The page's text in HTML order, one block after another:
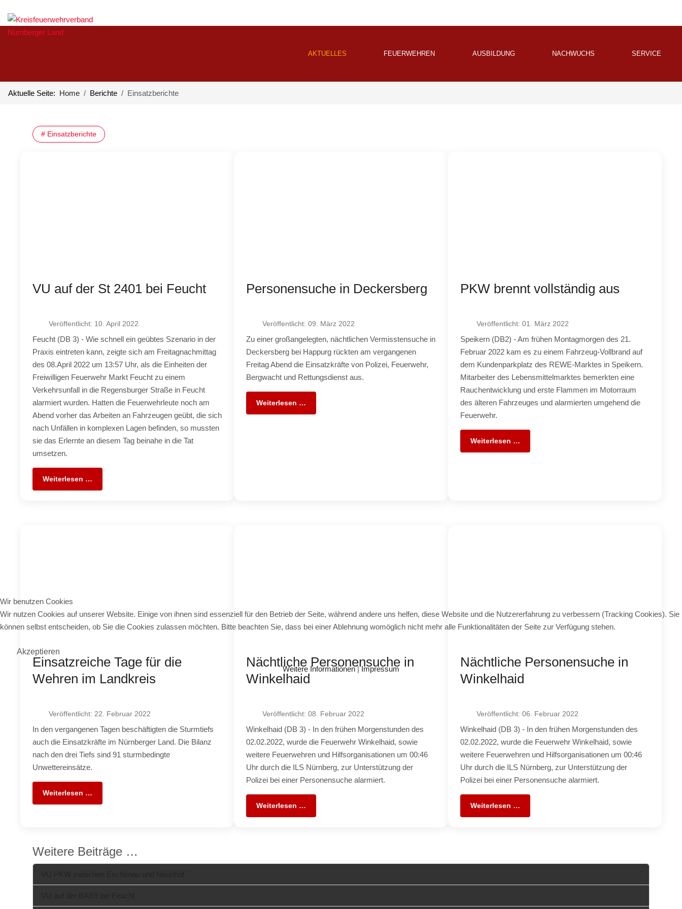
AKTUELLES FEUERWEHREN AUSBILDUNG NACHWUCHS SERVICE
Aktuelle Seite: Home Berichte Einsatzberichte
# Einsatzberichte
VU auf der St 2401 bei Feucht
Veröffentlicht: 10. April 2022
Feucht (DB 3) - Wie schnell ein geübtes Szenario in der
Praxis eintreten kann, zeigte sich am Freitagnachmittag
des 08.April 2022 um 13:57 Uhr, als die Einheiten der
Freiwilligen Feuerwehr Markt Feucht zu einem
Verkehrsunfall in die Regensburger Straße in Feucht
alarmiert wurden. Hatten die Feuerwehrleute noch am
Abend vorher das Arbeiten an Fahrzeugen geübt, die sich
nach Unfällen in komplexen Lagen befinden, so mussten
sie das Erlernte an diesem Tag beinahe in die Tat
umsetzen.
Weiterlesen …
Personensuche in Deckersberg
Veröffentlicht: 09. März 2022
Zu einer großangelegten, nächtlichen Vermisstensuche in
Deckersberg bei Happurg rückten am vergangenen
Freitag Abend die Einsatzkräfte von Polizei, Feuerwehr,
Bergwacht und Rettungsdienst aus.
Weiterlesen …
PKW brennt vollständig aus
Veröffentlicht: 01. März 2022
Speikern (DB2) - Am frühen Montagmorgen des 21.
Februar 2022 kam es zu einem Fahrzeug-Vollbrand auf
dem Kundenparkplatz des REWE-Marktes in Speikern.
Mitarbeiter des Lebensmittelmarktes bemerkten eine
Rauchentwicklung und erste Flammen im Motorraum
des älteren Fahrzeuges und alarmierten umgehend die
Feuerwehr.
Weiterlesen …
Einsatzreiche Tage für die
Wehren im Landkreis
Veröffentlicht: 22. Februar 2022
In den vergangenen Tagen beschäftigten die Sturmtiefs
auch die Einsatzkräfte im Nürnberger Land. Die Bilanz
nach den drei Tiefs sind 91 sturmbedingte
Unwettereinsätze.
Weiterlesen …
Nächtliche Personensuche in
Winkelhaid
Veröffentlicht: 08. Februar 2022
Winkelhaid (DB 3) - In den frühen Morgenstunden des
02.02.2022, wurde die Feuerwehr Winkelhaid, sowie
weitere Feuerwehren und Hilfsorganisationen um 00:46
Uhr durch die ILS Nürnberg, zur Unterstützung der
Polizei bei einer Personensuche alarmiert.
Weiterlesen …
Nächtliche Personensuche in
Winkelhaid
Veröffentlicht: 06. Februar 2022
Winkelhaid (DB 3) - In den frühen Morgenstunden des
02.02.2022, wurde die Feuerwehr Winkelhaid, sowie
weitere Feuerwehren und Hilfsorganisationen um 00:46
Uhr durch die ILS Nürnberg, zur Unterstützung der
Polizei bei einer Personensuche alarmiert.
Weiterlesen …
Weitere Beiträge …
Wir benutzen Cookies
Wir nutzen Cookies auf unserer Website. Einige von ihnen sind essenziell für den Betrieb der Seite, während andere uns helfen, diese Website und die Nutzererfahrung zu verbessern (Tracking Cookies). Sie
können selbst entscheiden, ob Sie die Cookies zulassen möchten. Bitte beachten Sie, dass bei einer Ablehnung womöglich nicht mehr alle Funktionalitäten der Seite zur Verfügung stehen.
Akzeptieren
Weitere Informationen|Impressum